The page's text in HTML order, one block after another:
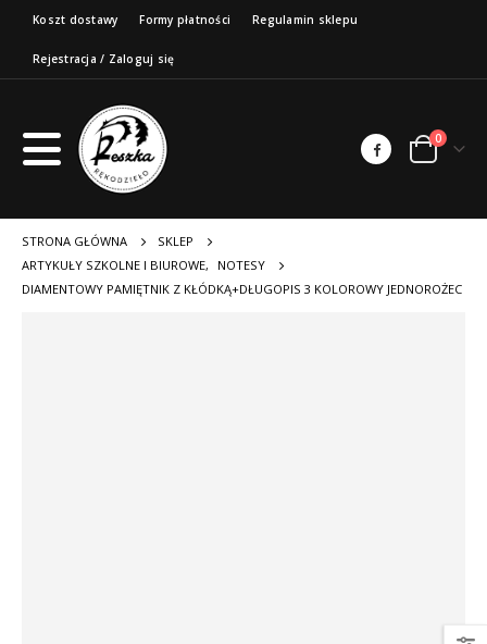
Koszt dostawy Formy płatności Regulamin sklepu
Rejestracja / Zaloguj się
0
STRONA GŁÓWNA
SKLEP
ARTYKUŁY SZKOLNE I BIUROWE,
NOTESY
DIAMENTOWY PAMIĘTNIK Z KŁÓDKĄ+DŁUGOPIS 3 KOLOROWY JEDNOROŻEC